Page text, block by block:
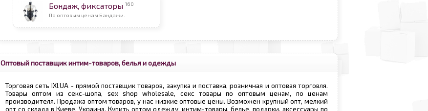
Бондаж, фиксаторы 160
По оптовым ценам Бандажи.
Оптовый поставщик интим-товаров, белья и одежды
Торговая сеть IXI.UA - прямой поставщик товаров, закупка и поставка, розничная и оптовая торговля.
Товары оптом из секс-шопа, sex shop wholesale, секс товары по оптовым ценам, по ценам
производителя. Продажа оптом товаров, у нас низкие оптовые цены. Возможен крупный опт, мелкий
опт со склада в Киеве, Украина. Купить оптом одежду, интим-товары, белье, подарки, аксессуары по